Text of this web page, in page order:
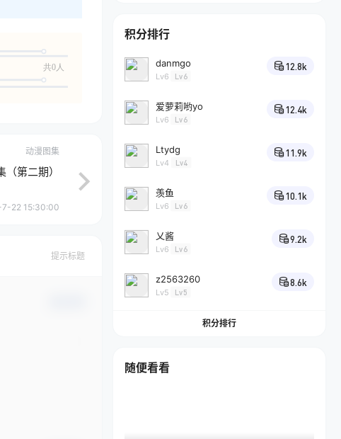
共0人
动漫图集
第二期）
22 15:30:00
提示标题
积分排行
danmgo
Lv6 Lv6
12.8k
爱萝莉哟yo
Lv6 Lv6
12.4k
Ltydg
Lv4 Lv4
11.9k
羡鱼
Lv6 Lv6
10.1k
乂酱
Lv6 Lv6
9.2k
z2563260
Lv5 Lv5
8.6k
积分排行
随便看看